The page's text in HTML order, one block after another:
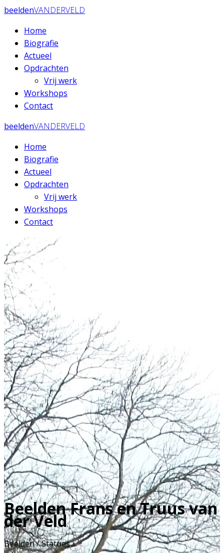
Ga
inhoud
beeldenVANDERVELD
Home
Biografie
Actueel
Opdrachten
Vrij werk
Workshops
Contact
beeldenVANDERVELD
Home
Biografie
Actueel
Opdrachten
Vrij werk
Workshops
Contact
Beelden Frans en Truus van
der Veld
Beelden / Statues